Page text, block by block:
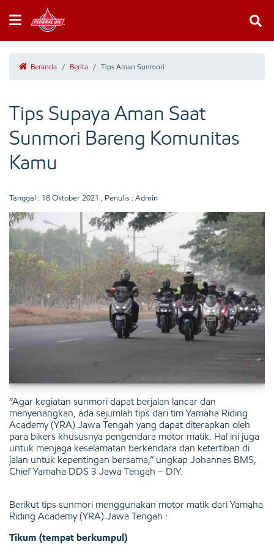
Beranda / Berita / Tips Aman Sunmori
Tips Supaya Aman Saat
Sunmori Bareng Komunitas
Kamu
Tanggal : 18 Oktober 2021 , Penulis : Admin
”Agar kegiatan sunmori dapat berjalan lancar dan
menyenangkan, ada sejumlah tips dari tim Yamaha Riding
Academy (YRA) Jawa Tengah yang dapat diterapkan oleh
para bikers khususnya pengendara motor matik. Hal ini juga
untuk menjaga keselamatan berkendara dan ketertiban di
jalan untuk kepentingan bersama,” ungkap Johannes BMS,
Chief Yamaha DDS 3 Jawa Tengah – DIY.
Berikut tips sunmori menggunakan motor matik dari Yamaha
Riding Academy (YRA) Jawa Tengah :
Tikum (tempat berkumpul)